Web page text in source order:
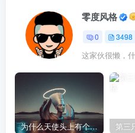
零度风格
0 3498
这家伙很懒，
为什么天使头上有个圈？ 第三